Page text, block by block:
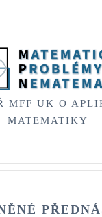
MFF UK O
MATEMATIKY